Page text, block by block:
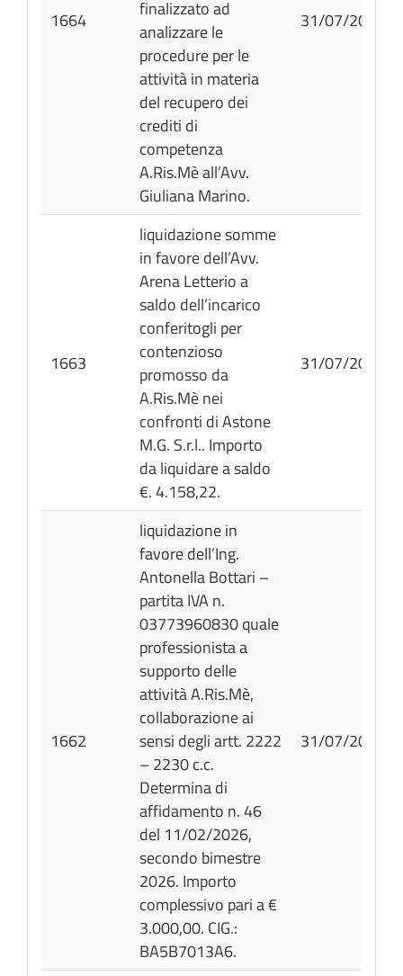
1664
finalizzato ad
analizzare le
procedure per le
attività in materia
del recupero dei
crediti di
competenza
A.Ris.Mè all’Avv.
Giuliana Marino.
31/07/2026
1663
liquidazione somme
in favore dell’Avv.
Arena Letterio a
saldo dell’incarico
conferitogli per
contenzioso
promosso da
A.Ris.Mè nei
confronti di Astone
M.G. S.r.l.. Importo
da liquidare a saldo
€. 4.158,22.
31/07/2026
1662
liquidazione in
favore dell’Ing.
Antonella Bottari –
partita IVA n.
03773960830 quale
professionista a
supporto delle
attività A.Ris.Mè,
collaborazione ai
sensi degli artt. 2222
– 2230 c.c.
Determina di
affidamento n. 46
del 11/02/2026,
secondo bimestre
2026. Importo
complessivo pari a €
3.000,00. CIG.:
BA5B7013A6.
31/07/2026